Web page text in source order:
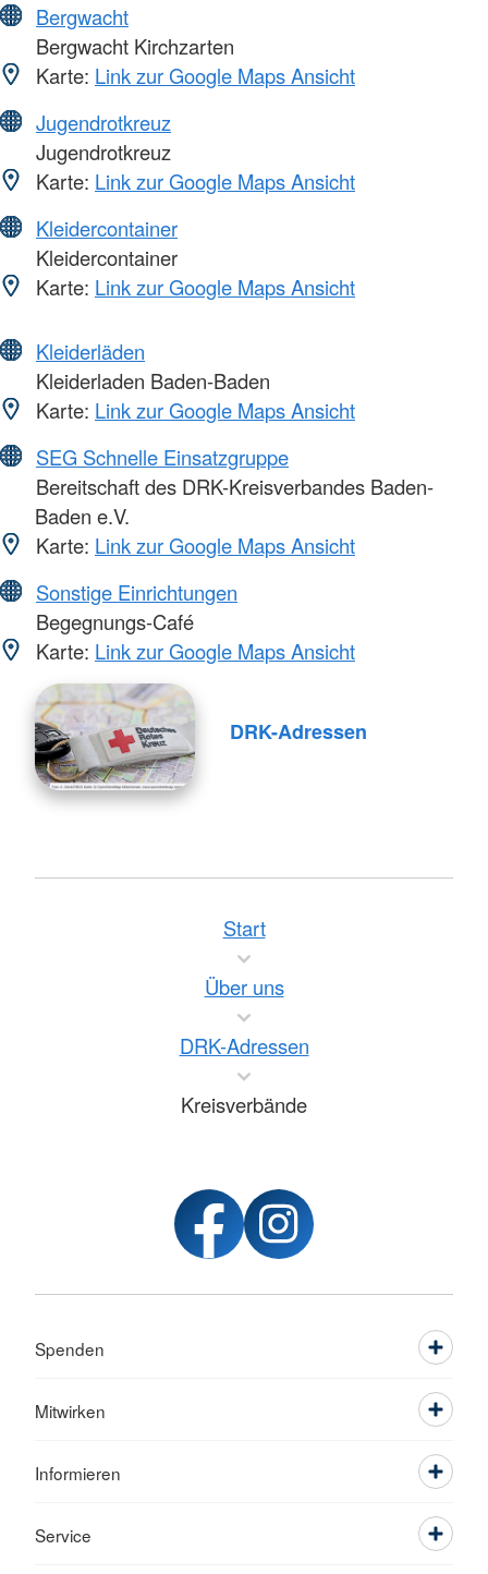
Bergwacht
Bergwacht Kirchzarten
Karte: Link zur Google Maps Ansicht
Jugendrotkreuz
Jugendrotkreuz
Karte: Link zur Google Maps Ansicht
Kleidercontainer
Kleidercontainer
Karte: Link zur Google Maps Ansicht
Kleiderläden
Kleiderladen Baden-Baden
Karte: Link zur Google Maps Ansicht
SEG Schnelle Einsatzgruppe
Bereitschaft des DRK-Kreisverbandes Baden-
Baden e.V.
Karte: Link zur Google Maps Ansicht
Sonstige Einrichtungen
Begegnungs-Café
Karte: Link zur Google Maps Ansicht
DRK-Adressen
Start
Über uns
DRK-Adressen
Kreisverbände
Spenden
Mitwirken
Informieren
Service